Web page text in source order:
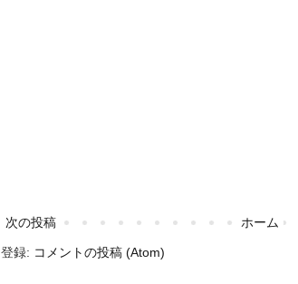
次の投稿 ホーム
登録: コメントの投稿 (Atom)